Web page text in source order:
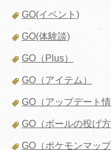
GO(イベント)
GO(体験談)
GO（Plus）
GO（アイテム）
GO（アップデート情
GO（ボールの投げ方
GO（ポケモンマップ